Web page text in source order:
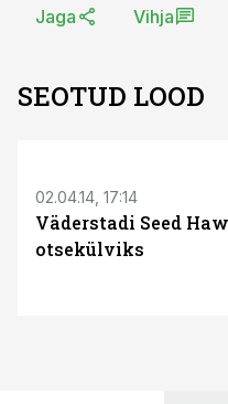
Jaga Vihja
SEOTUD LOOD
02.04.14, 17:14
Väderstadi Seed
otsekülviks